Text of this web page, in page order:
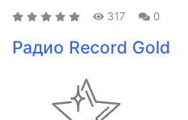
317 0
Радио Record Gold